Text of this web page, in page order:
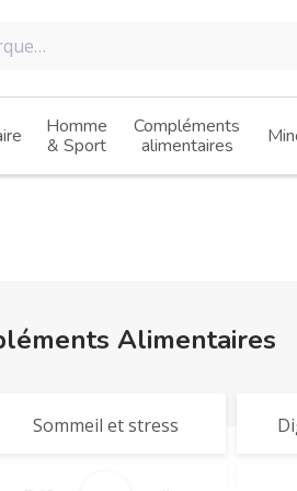
Homme
& Sport
Compléments
alimentaires
Alimentaires
Sommeil et stress